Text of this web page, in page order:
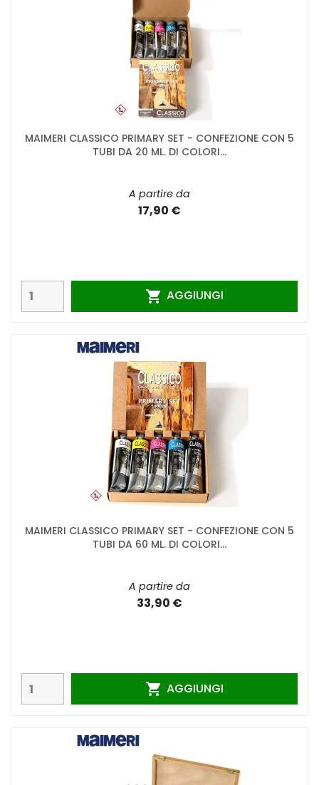
MAIMERI CLASSICO PRIMARY SET - CONFEZIONE CON 5
TUBI DA 20 ML. DI COLORI...
A partire da
17,90 €
 AGGIUNGI
MAIMERI CLASSICO PRIMARY SET - CONFEZIONE CON 5
TUBI DA 60 ML. DI COLORI...
A partire da
33,90 €
 AGGIUNGI